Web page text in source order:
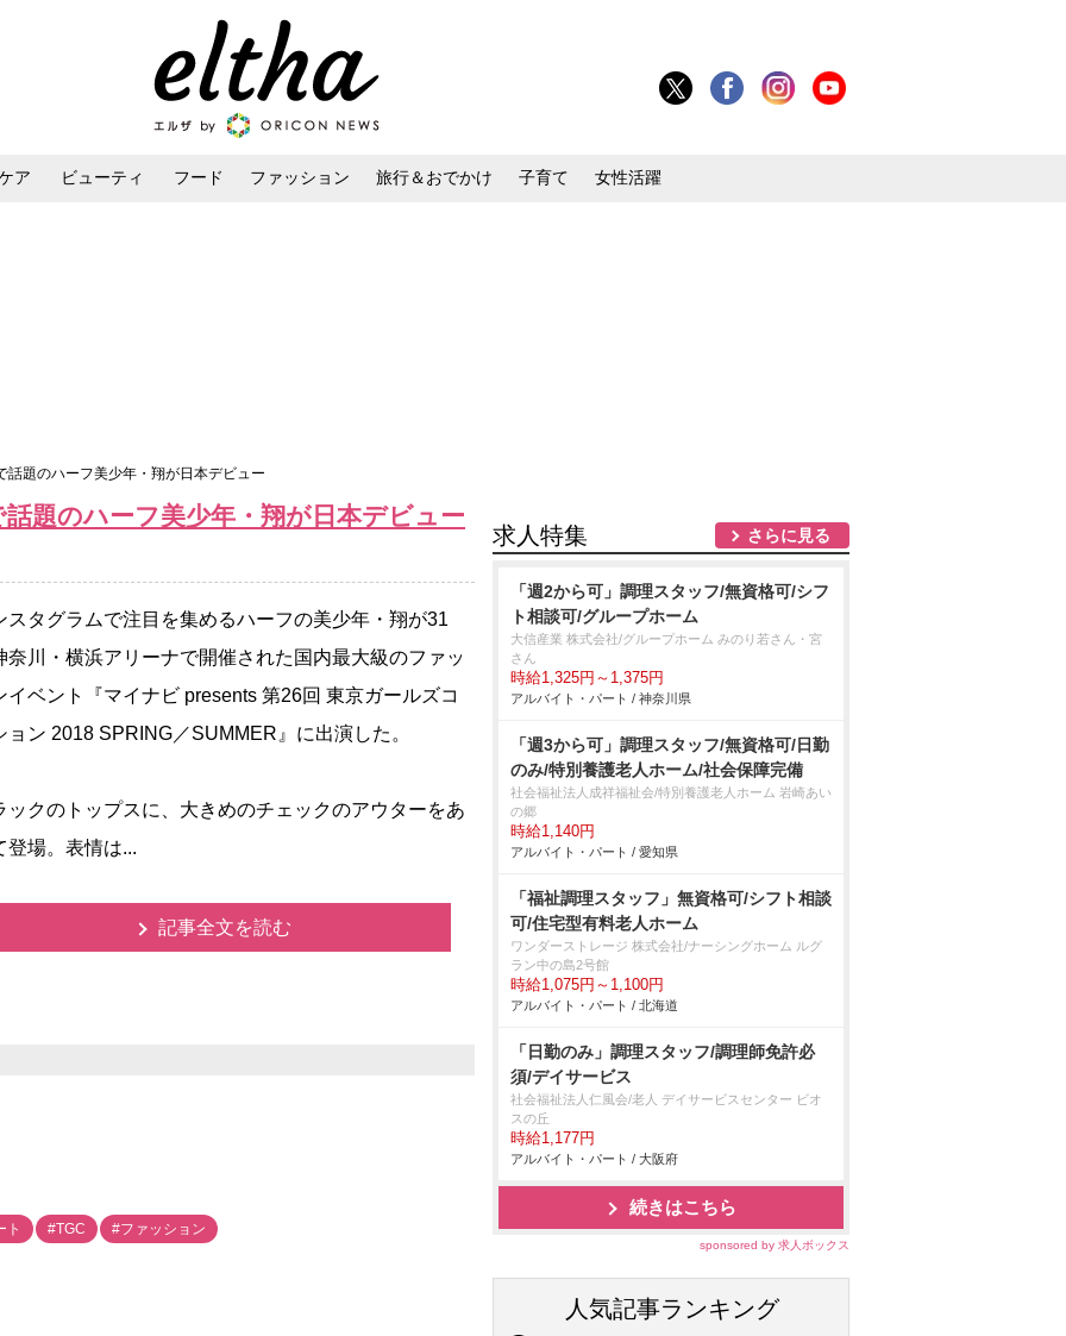
ア ビューティ フード ファッション 旅行＆おでかけ 子育て 女性活躍
話題のハーフ美少年・翔が日本デビュー
題のハーフ美少年・翔が日本デビュー
タグラムで注目を集めるハーフの美少年・翔が31
奈川・横浜アリーナで開催された国内最大級のファッ
イベント『マイナビ presents 第26回 東京ガールズコ
ョン 2018 SPRING／SUMMER』に出演した。
クのトップスに、大きめのチェックのアウターをあ
登場。表情は...
記事全文を読む
ト #TGC #ファッション
求人特集 さらに見る
「週2から可」調理スタッフ/無資格可/シフ
ト相談可/グループホーム
大信産業 株式会社/グループホーム みのり若さん・宮
さん
時給1,325円～1,375円
アルバイト・パート / 神奈川県
「週3から可」調理スタッフ/無資格可/日勤
のみ/特別養護老人ホーム/社会保障完備
社会福祉法人成祥福祉会/特別養護老人ホーム 岩崎あい
の郷
時給1,140円
アルバイト・パート / 愛知県
「福祉調理スタッフ」無資格可/シフト相談
可/住宅型有料老人ホーム
ワンダーストレージ 株式会社/ナーシングホーム ルグ
ラン中の島2号館
時給1,075円～1,100円
アルバイト・パート / 北海道
「日勤のみ」調理スタッフ/調理師免許必
須/デイサービス
社会福祉法人仁風会/老人 デイサービスセンター ビオ
スの丘
時給1,177円
アルバイト・パート / 大阪府
続きはこちら
sponsored by 求人ボックス
人気記事ランキング